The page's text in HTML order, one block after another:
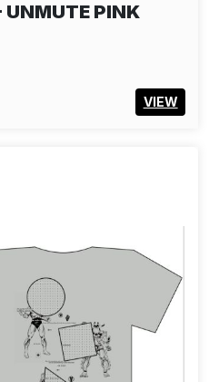
UNMUTE PINK
VIEW